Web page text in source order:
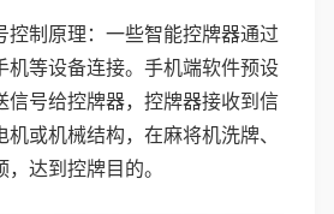
控制原理：一些智能控牌器通过
机等设备连接。手机端软件预设
信号给控牌器，控牌器接收到信
或机械结构，在麻将机洗牌、
达到控牌目的。